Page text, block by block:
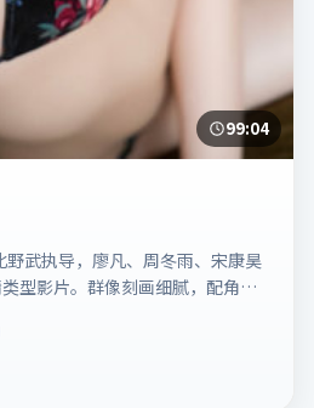
99:04
武执导，廖凡、周冬雨、宋康昊
型影片。群像刻画细腻，配角同
息可供检索参考，上映日期以片